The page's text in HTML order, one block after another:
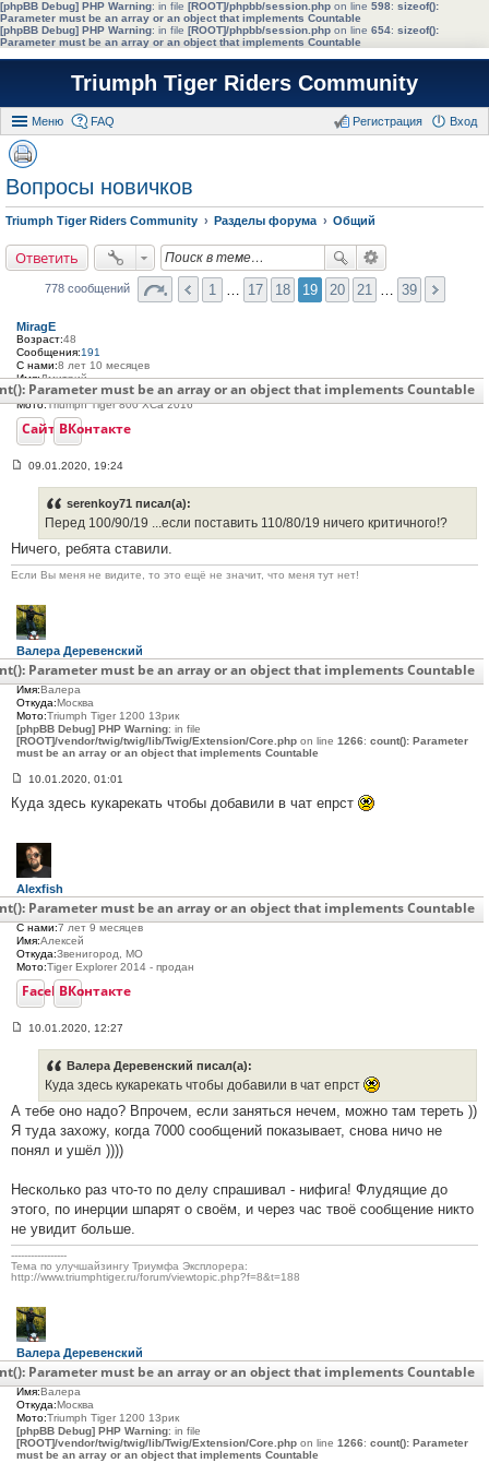
[phpBB Debug] PHP Warning: in file [ROOT]/phpbb/session.php on line 598: sizeof():
Parameter must be an array or an object that implements Countable
[phpBB Debug] PHP Warning: in file [ROOT]/phpbb/session.php on line 654: sizeof():
Parameter must be an array or an object that implements Countable
Triumph Tiger Riders Community
Меню FAQ Вход
Регистрация
Вопросы новичков
Triumph Tiger Riders Community Разделы форума Общий
Ответить
778 сообщений 1 17 18 19 20 21 39
MiragE
Возраст:48
Сообщения:191
С нами:8 лет 10 месяцев
Имя:Дмитрий
Откуда:Санкт-Петербург
Мото:Triumph Tiger 800 XCa 2016
Сайт ВКонтакте
Parameter must be an array or an object that implements Countable
н
и
е
3
6
1
09.01.2020, 19:24
serenkoy71 писал(а):
Перед 100/90/19 ...если поставить 110/80/19 ничего критичного!?
Ничего, ребята ставили.
Если Вы меня не видите, то это ещё не значит, что меня тут нет!
Валера Деревенский
Сообщения:27
С нами:6 лет 7 месяцев
Имя:Валера
Откуда:Москва
Мото:Triumph Tiger 1200 13рик
[phpBB Debug] PHP Warning: in file
[ROOT]/vendor/twig/twig/lib/Twig/Extension/Core.php on line 1266: count(): Parameter
must be an array or an object that implements Countable
Parameter must be an array or an object that implements Countable
о
о
щ
е
н
и
е
#
3
6
2
10.01.2020, 01:01
Куда здесь кукарекать чтобы добавили в чат епрст
Alexfish
Возраст:53
Сообщения:496
С нами:7 лет 9 месяцев
Имя:Алексей
Откуда:Звенигород, МО
Мото:Tiger Explorer 2014 - продан
FacebookВКонтакте
Parameter must be an array or an object that implements Countable
н
и
#
3
10.01.2020, 12:27
Валера Деревенский писал(а):
Куда здесь кукарекать чтобы добавили в чат епрст
А тебе оно надо? Впрочем, если заняться нечем, можно там тереть ))
Я туда захожу, когда 7000 сообщений показывает, снова ничо не
понял и ушёл ))))
Несколько раз что-то по делу спрашивал - нифига! Флудящие до
этого, по инерции шпарят о своём, и через час твоё сообщение никто
не увидит больше.
-----------------
Тема по улучшайзингу Триумфа Эксплорера:
http://www.triumphtiger.ru/forum/viewtopic.php?f=8&t=188
Валера Деревенский
Сообщения:27
С нами:6 лет 7 месяцев
Имя:Валера
Откуда:Москва
Мото:Triumph Tiger 1200 13рик
[phpBB Debug] PHP Warning: in file
[ROOT]/vendor/twig/twig/lib/Twig/Extension/Core.php on line 1266: count(): Parameter
must be an array or an object that implements Countable
Parameter must be an array or an object that implements Countable